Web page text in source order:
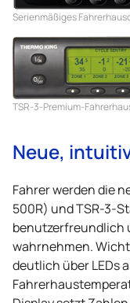
Serienmäßiges
TSR-3-Premium-
Neue,
Fahrer werden die
500R) und TSR-3-
benutzerfreundlich
wahrnehmen.
deutlich über LEDs